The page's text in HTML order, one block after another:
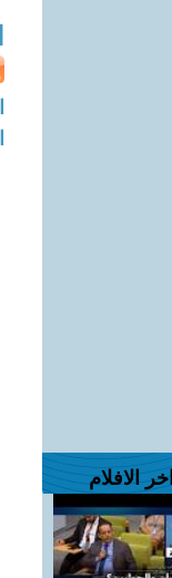
اخر الافلام